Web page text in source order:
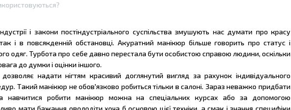
і закони постіндустріального суспільства змушують нас думати про красу
так і в повсякденній обстановці. Акуратний манікюр більше говорить про статус і
одяг. Турбота про себе давно перестала бути особистою справою людини, оскільки
до думки і оцінки іншого.
надати нігтям красивий доглянутий вигляд за рахунок індивідуального
Такий манікюр не обов'язково робиться тільки в салоні. Зараз неважко придбати
а навчитися робити манікюр можна на спеціальних курсах або за допомогою
мати бажання оволодіти хоча б основою цієї техніки, а смак і знання специфіки